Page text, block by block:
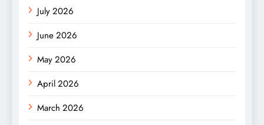
July 2026
June 2026
May 2026
April 2026
March 2026